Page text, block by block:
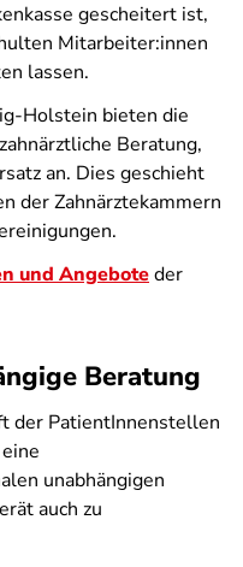
gescheitert ist,
Mitarbeiter:innen
lassen.
Holstein bieten die
Beratung,
an. Dies geschieht
der Zahnärztekammern
und Angeboteder
Beratung
der PatientInnenstellen
unabhängigen
auch zu